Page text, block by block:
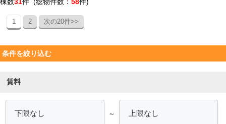
1 2 次の20件>>
条件を絞り込む
賃料
～